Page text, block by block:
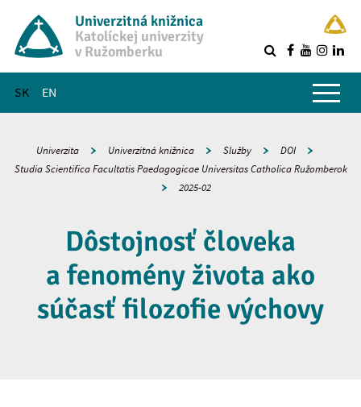
Univerzitná knižnica
Katolíckej univerzity
v Ružomberku
SK EN
Hlavné menu
Univerzita Univerzitná knižnica Služby
DOI
Studia Scientifica Facultatis Paedagogicae Universitas Catholica Ružomberok
2025-02
Dôstojnosť človeka
a fenomény života ako
súčasť filozofie výchovy